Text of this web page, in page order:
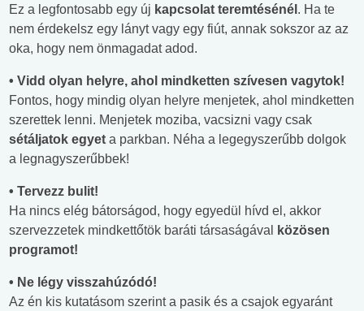
Ez a legfontosabb egy új kapcsolat teremtésénél . Ha te
nem érdekelsz egy lányt vagy egy fiút, annak sokszor az az
oka, hogy nem önmagadat adod.
• Vidd olyan helyre, ahol mindketten szívesen vagytok!
Fontos, hogy mindig olyan helyre menjetek, ahol mindketten
szerettek lenni. Menjetek moziba, vacsizni vagy csak
sétáljatok egyet a parkban. Néha a legegyszerűbb dolgok
a legnagyszerűbbek!
• Tervezz bulit!
Ha nincs elég bátorságod, hogy egyedül hívd el, akkor
szervezzetek mindkettőtök baráti társaságával
közösen
programot!
• Ne légy visszahúzódó!
Az én kis kutatásom szerint a pasik és a csajok egyaránt